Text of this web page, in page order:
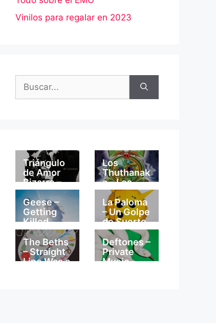
Vinilos para regalar en 2023
Triángulo
de Amor
Bizarro –
Mi
Catedral
Los
Thuthanak
a – Los
Thuthanak
a
Geese –
Getting
Killed
La Paloma
– Un Golpe
de Suerte
The Beths
– Straight
Line Was a
Deftones –
Private
Music